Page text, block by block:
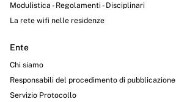
Modulistica - Regolamenti - Disciplinari
La rete wifi nelle residenze
Ente
Chi siamo
Responsabili del procedimento di pubblicazione
Servizio Protocollo